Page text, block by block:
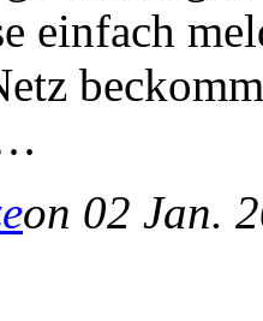
einfach
on 02 Jan.